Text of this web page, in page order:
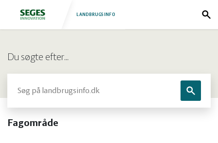
ind
Forside
Grise
LANDBRUGSINFO
Du søgte efter…
Søg
Fagområde